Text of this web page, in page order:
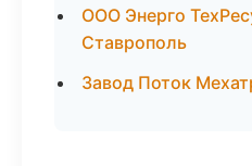
ООО Энерго
Ставрополь
Завод Поток